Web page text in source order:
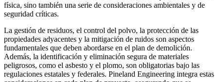
física, sino también una serie de consideraciones ambientales y de
seguridad críticas.
La gestión de residuos, el control del polvo, la protección de las
propiedades adyacentes y la mitigación de ruidos son aspectos
fundamentales que deben abordarse en el plan de demolición.
Además, la identificación y eliminación segura de materiales
peligrosos, como el asbesto y el plomo, son obligatorias bajo las
regulaciones estatales y federales. Pineland Engineering integra estas